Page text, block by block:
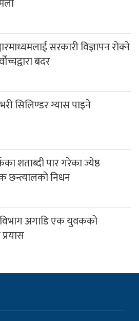
सिलिण्डर ग्यास पाइने
शताब्दी पार गरेका ज्येष्ठ
छन्त्यालको निधन
विभाग अगाडि एक युवकको
आत्मसात गर्दै ग्लोबल म्याग्दी मिडिया
र ०७३ मा पश्चिम म्याग्दी न्युजलाई
डट्कम’ संचालनमा ल्याइएको हो ।